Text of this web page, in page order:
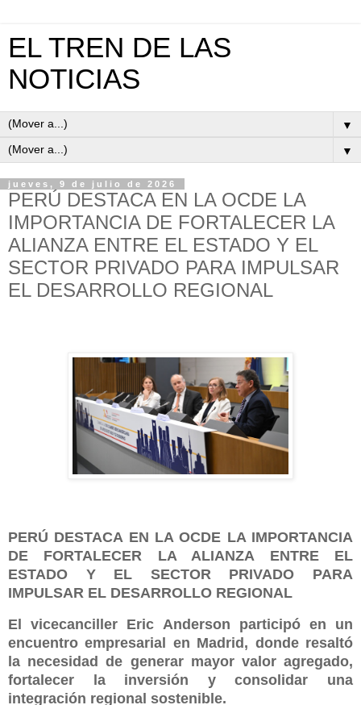
EL TREN DE LAS
NOTICIAS
▼
▼
jueves, 9 de julio de 2026
PERÚ DESTACA EN LA OCDE LA
IMPORTANCIA DE FORTALECER LA
ALIANZA ENTRE EL ESTADO Y EL
SECTOR PRIVADO PARA IMPULSAR
EL DESARROLLO REGIONAL
PERÚ DESTACA EN LA OCDE LA IMPORTANCIA
DE FORTALECER LA ALIANZA ENTRE EL
ESTADO Y EL SECTOR PRIVADO PARA
IMPULSAR EL DESARROLLO REGIONAL
El vicecanciller Eric Anderson participó en un
encuentro empresarial en Madrid, donde resaltó
la necesidad de generar mayor valor agregado,
fortalecer la inversión y consolidar una
integración regional sostenible.